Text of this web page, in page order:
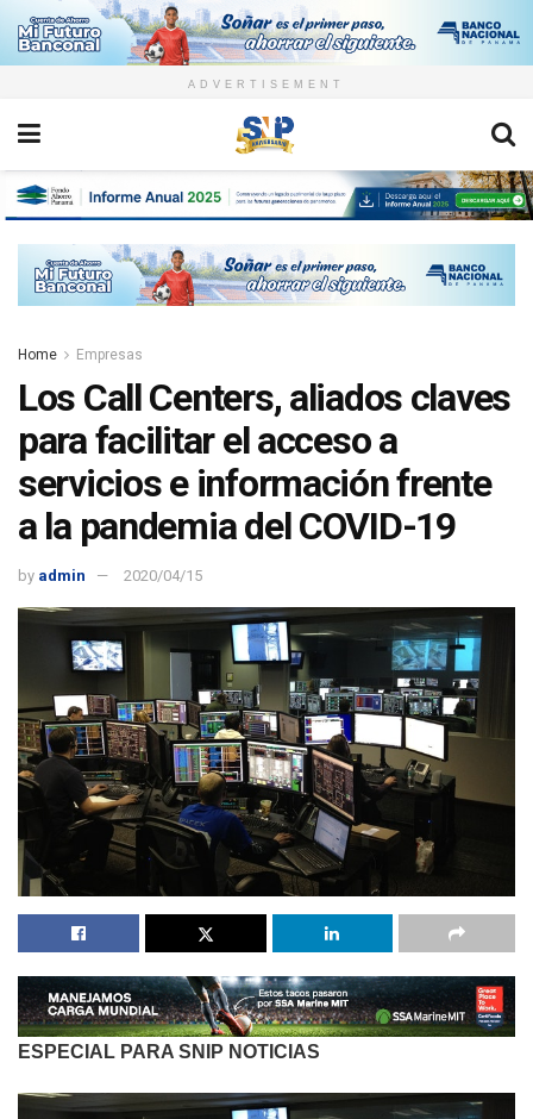
ADVERTISEMENT
Home Empresas
Los Call Centers, aliados claves
para facilitar el acceso a
servicios e información frente
a la pandemia del COVID-19
by admin 2020/04/15
ESPECIAL PARA SNIP NOTICIAS